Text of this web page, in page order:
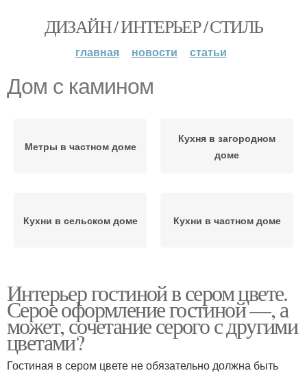
ДИЗАЙН / ИНТЕРЬЕР / СТИЛЬ
главная новости статьи
Дом с камином
Метры в частном доме
Кухня в загородном
доме
Кухни в сельском доме Кухни в частном доме
Интерьер гостиной в сером цвете.
Серое оформление гостиной —, а
может, сочетание серого с другими
цветами?
Гостиная в сером цвете не обязательно должна быть